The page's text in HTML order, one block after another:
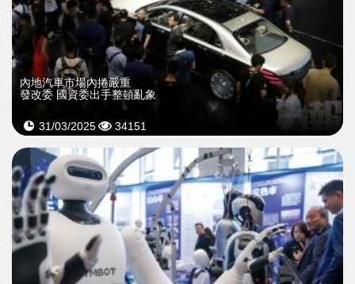
內地汽車市場內捲嚴重
發改委 國資委出手整頓亂象
31/03/2025 34151